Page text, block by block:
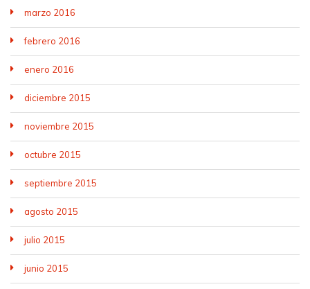
marzo 2016
febrero 2016
enero 2016
diciembre 2015
noviembre 2015
octubre 2015
septiembre 2015
agosto 2015
julio 2015
junio 2015